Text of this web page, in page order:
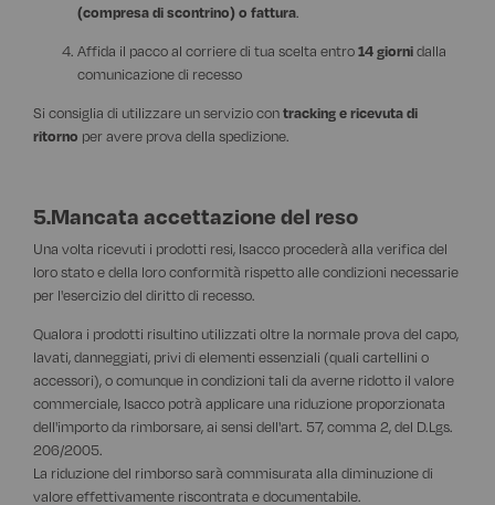
(compresa di scontrino) o fattura.
Affida il pacco al corriere di tua scelta entro14 giornidalla
comunicazione di recesso
Si consiglia di utilizzare un servizio contracking e ricevuta di
ritorno per avere prova della spedizione.
5.Mancata accettazione del reso
Una volta ricevuti i prodotti resi, Isacco procederà alla verifica del
loro stato e della loro conformità rispetto alle condizioni necessarie
per l'esercizio del diritto di recesso.
Qualora i prodotti risultino utilizzati oltre la normale prova del capo,
lavati, danneggiati, privi di elementi essenziali (quali cartellini o
accessori), o comunque in condizioni tali da averne ridotto il valore
commerciale, Isacco potrà applicare una riduzione proporzionata
dell'importo da rimborsare, ai sensi dell'art. 57, comma 2, del D.Lgs.
206/2005.
La riduzione del rimborso sarà commisurata alla diminuzione di
valore effettivamente riscontrata e documentabile.